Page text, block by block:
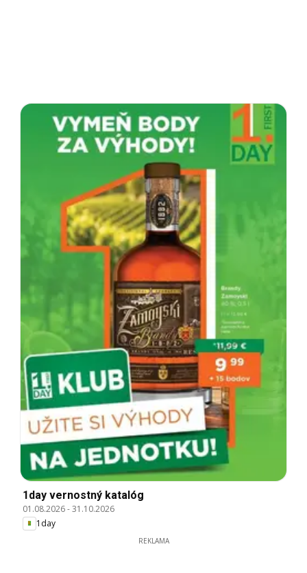
1day vernostný katalóg
01.08.2026-31.10.2026
1day
REKLAMA